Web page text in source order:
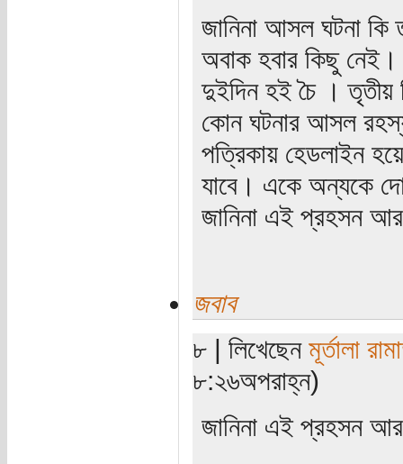
জানিনা আসল ঘটনা কি
অবাক হবার কিছু
দুইদিন হই চৈ । তৃতীয়
কোন ঘটনার আসল
পত্রিকায় হেডলাইন
যাবে। একে অন্যকে
জানিনা এই প্রহসন
জবাব
৮ | লিখেছেন মূর্তালা
৮:২৬অপরাহ্ন)
জানিনা এই প্রহসন